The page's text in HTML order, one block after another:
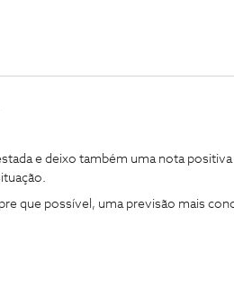
e deixo também uma nota
que possível, uma previsão mais